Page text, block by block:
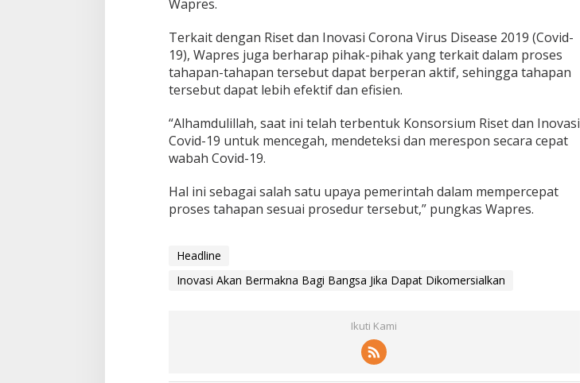
Wapres.
Terkait dengan Riset dan Inovasi Corona Virus Disease 2019 (Covid-
19), Wapres juga berharap pihak-pihak yang terkait dalam proses
tahapan-tahapan tersebut dapat berperan aktif, sehingga tahapan
tersebut dapat lebih efektif dan efisien.
“Alhamdulillah, saat ini telah terbentuk Konsorsium Riset dan Inovasi
Covid-19 untuk mencegah, mendeteksi dan merespon secara cepat
wabah Covid-19.
Hal ini sebagai salah satu upaya pemerintah dalam mempercepat
proses tahapan sesuai prosedur tersebut,” pungkas Wapres.
Headline
Inovasi Akan Bermakna Bagi Bangsa Jika Dapat Dikomersialkan
Ikuti Kami